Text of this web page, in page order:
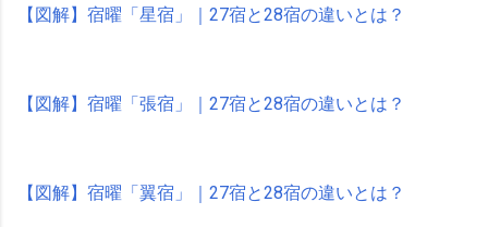
【図解】宿曜「星宿」｜27宿と28宿の違いとは？
【図解】宿曜「張宿」｜27宿と28宿の違いとは？
【図解】宿曜「翼宿」｜27宿と28宿の違いとは？